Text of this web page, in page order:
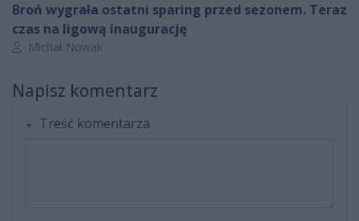
Broń wygrała ostatni sparing przed sezonem. Teraz
czas na ligową inaugurację
Autor artykułu:
Michał Nowak
Napisz komentarz
Treść komentarza